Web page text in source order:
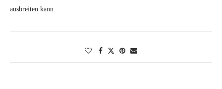
ausbreiten kann.